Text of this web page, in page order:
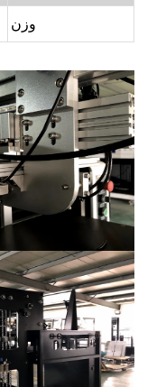
وزن